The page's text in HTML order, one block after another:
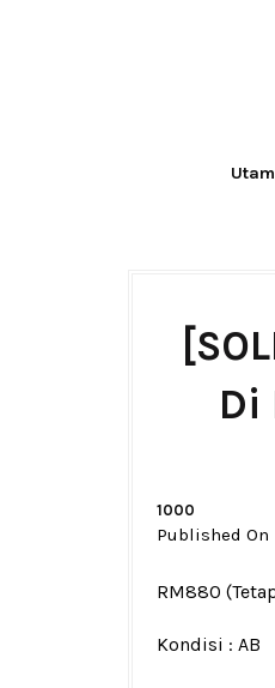
Di
1000
Published On
RM880
Kondisi : AB